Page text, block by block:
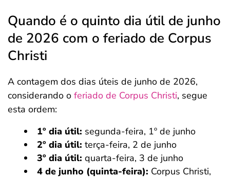
Quando é o quinto dia útil de junho
de 2026 com o feriado de Corpus
Christi
A contagem dos dias úteis de junho de 2026,
considerando o feriado de Corpus Christi, segue
esta ordem:
1º dia útil: segunda-feira, 1º de junho
2º dia útil: terça-feira, 2 de junho
3º dia útil: quarta-feira, 3 de junho
4 de junho (quinta-feira): Corpus Christi,